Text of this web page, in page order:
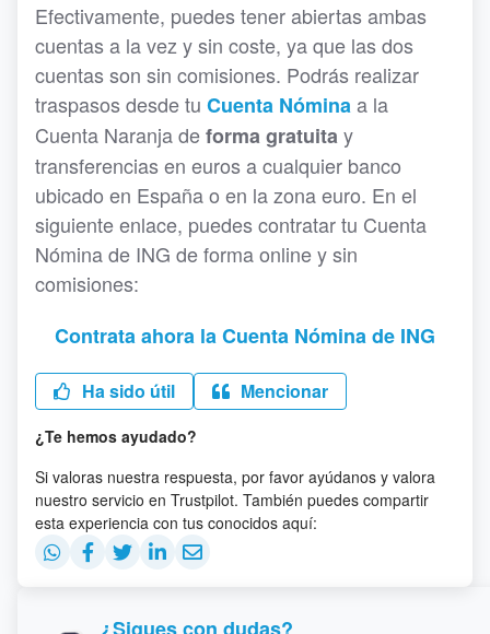
Efectivamente, puedes tener abiertas ambas
cuentas a la vez y sin coste, ya que las dos
cuentas son sin comisiones. Podrás realizar
traspasos desde tu Cuenta Nóminaa la
Cuenta Naranja deforma gratuitay
transferencias en euros a cualquier banco
ubicado en España o en la zona euro. En el
siguiente enlace, puedes contratar tu Cuenta
Nómina de ING de forma online y sin
comisiones:
Contrata ahora la Cuenta Nómina de ING
Ha sido útil Mencionar
¿Te hemos ayudado?
Si valoras nuestra respuesta, por favor ayúdanos y valora
nuestro servicio en Trustpilot. También puedes compartir
esta experiencia con tus conocidos aquí: